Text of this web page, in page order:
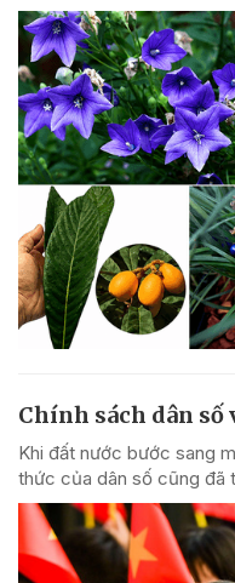
Chính sách dân số
Khi đất nước bước sang
thức của dân số cũng đã